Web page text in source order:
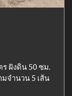
ฝังดิน 50 ซม.
มจำนวน 5 เส้น